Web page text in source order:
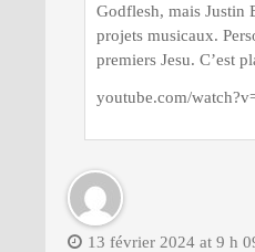
Godflesh, mais Justin
projets musicaux.
premiers Jesu. C’est
youtube.com/
13 février 2024 at 9 h